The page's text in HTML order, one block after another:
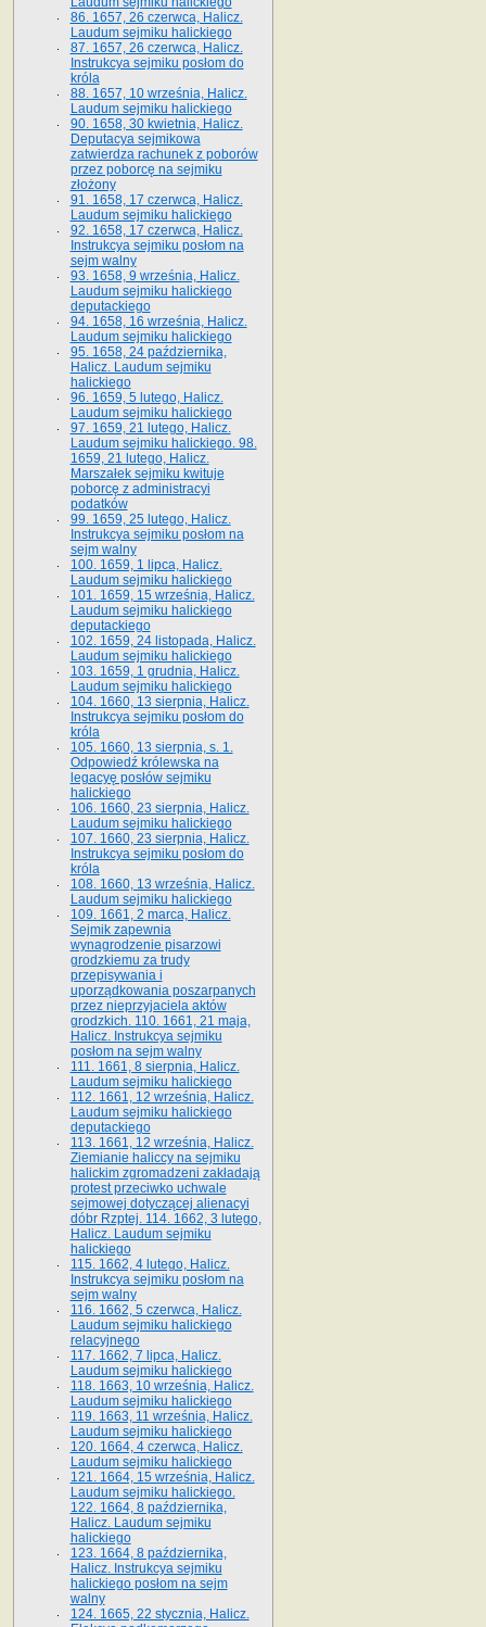
86. 1657, 26 czerwca, Halicz.
Laudum sejmiku halickiego
87. 1657, 26 czerwca, Halicz.
Instrukcya sejmiku posłom do
króla
88. 1657, 10 września, Halicz.
Laudum sejmiku halickiego
90. 1658, 30 kwietnia, Halicz.
Deputacya sejmikowa
zatwierdza rachunek z poborów
przez poborcę na sejmiku
złożony
91. 1658, 17 czerwca, Halicz.
Laudum sejmiku halickiego
92. 1658, 17 czerwca, Halicz.
Instrukcya sejmiku posłom na
sejm walny
93. 1658, 9 września, Halicz.
Laudum sejmiku halickiego
deputackiego
94. 1658, 16 września, Halicz.
Laudum sejmiku halickiego
95. 1658, 24 października,
Halicz. Laudum sejmiku
halickiego
96. 1659, 5 lutego, Halicz.
Laudum sejmiku halickiego
97. 1659, 21 lutego, Halicz.
Laudum sejmiku halickiego. 98.
1659, 21 lutego, Halicz.
Marszałek sejmiku kwituje
poborcę z administracyi
podatków
99. 1659, 25 lutego, Halicz.
Instrukcya sejmiku posłom na
sejm walny
100. 1659, 1 lipca, Halicz.
Laudum sejmiku halickiego
101. 1659, 15 września, Halicz.
Laudum sejmiku halickiego
deputackiego
102. 1659, 24 listopada, Halicz.
Laudum sejmiku halickiego
103. 1659, 1 grudnia, Halicz.
Laudum sejmiku halickiego
104. 1660, 13 sierpnia, Halicz.
Instrukcya sejmiku posłom do
króla
105. 1660, 13 sierpnia, s. 1.
Odpowiedź królewska na
legacyę posłów sejmiku
halickiego
106. 1660, 23 sierpnia, Halicz.
Laudum sejmiku halickiego
107. 1660, 23 sierpnia, Halicz.
Instrukcya sejmiku posłom do
króla
108. 1660, 13 września, Halicz.
Laudum sejmiku halickiego
109. 1661, 2 marca, Halicz.
Sejmik zapewnia
wynagrodzenie pisarzowi
grodzkiemu za trudy
przepisywania i
uporządkowania poszarpanych
przez nieprzyjaciela aktów
grodzkich. 110. 1661, 21 maja,
Halicz. Instrukcya sejmiku
posłom na sejm walny
111. 1661, 8 sierpnia, Halicz.
Laudum sejmiku halickiego
112. 1661, 12 września, Halicz.
Laudum sejmiku halickiego
deputackiego
113. 1661, 12 września, Halicz.
Ziemianie haliccy na sejmiku
halickim zgromadzeni zakładają
protest przeciwko uchwale
sejmowej dotyczącej alienacyi
dóbr Rzptej. 114. 1662, 3 lutego,
Halicz. Laudum sejmiku
halickiego
115. 1662, 4 lutego, Halicz.
Instrukcya sejmiku posłom na
sejm walny
116. 1662, 5 czerwca, Halicz.
Laudum sejmiku halickiego
relacyjnego
117. 1662, 7 lipca, Halicz.
Laudum sejmiku halickiego
118. 1663, 10 września, Halicz.
Laudum sejmiku halickiego
119. 1663, 11 września, Halicz.
Laudum sejmiku halickiego
120. 1664, 4 czerwca, Halicz.
Laudum sejmiku halickiego
121. 1664, 15 września, Halicz.
Laudum sejmiku halickiego.
122. 1664, 8 października,
Halicz. Laudum sejmiku
halickiego
123. 1664, 8 października,
Halicz. Instrukcya sejmiku
halickiego posłom na sejm
walny
124. 1665, 22 stycznia, Halicz.